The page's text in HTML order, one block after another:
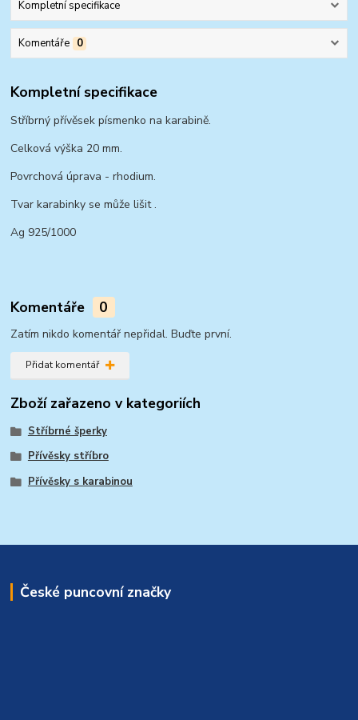
Kompletní specifikace
Komentáře 0
Kompletní specifikace
Stříbrný přívěsek písmenko na karabině.
Celková výška 20 mm.
Povrchová úprava - rhodium.
Tvar karabinky se může lišit .
Ag 925/1000
Komentáře 0
Zatím nikdo komentář nepřidal. Buďte první.
Přidat komentář
Zboží zařazeno v kategoriích
Stříbrné šperky
Přívěsky stříbro
Přívěsky s karabinou
České puncovní značky